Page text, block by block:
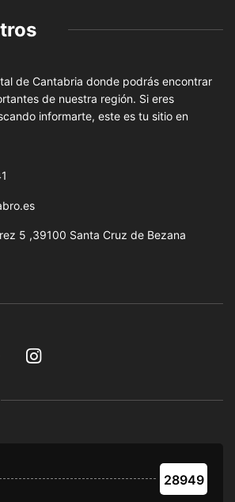
de Cantabria donde podrás encontrar
de nuestra región. Si eres
informarte, este es tu sitio en
5 ,39100 Santa Cruz de Bezana
28949